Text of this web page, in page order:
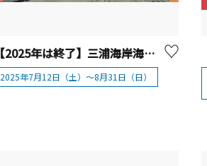
【2025年は終了】三浦海岸海水浴場「MIURA FUN BEACH三浦海岸」OPEN！
2025年7月12日（土）～8月31日（日）